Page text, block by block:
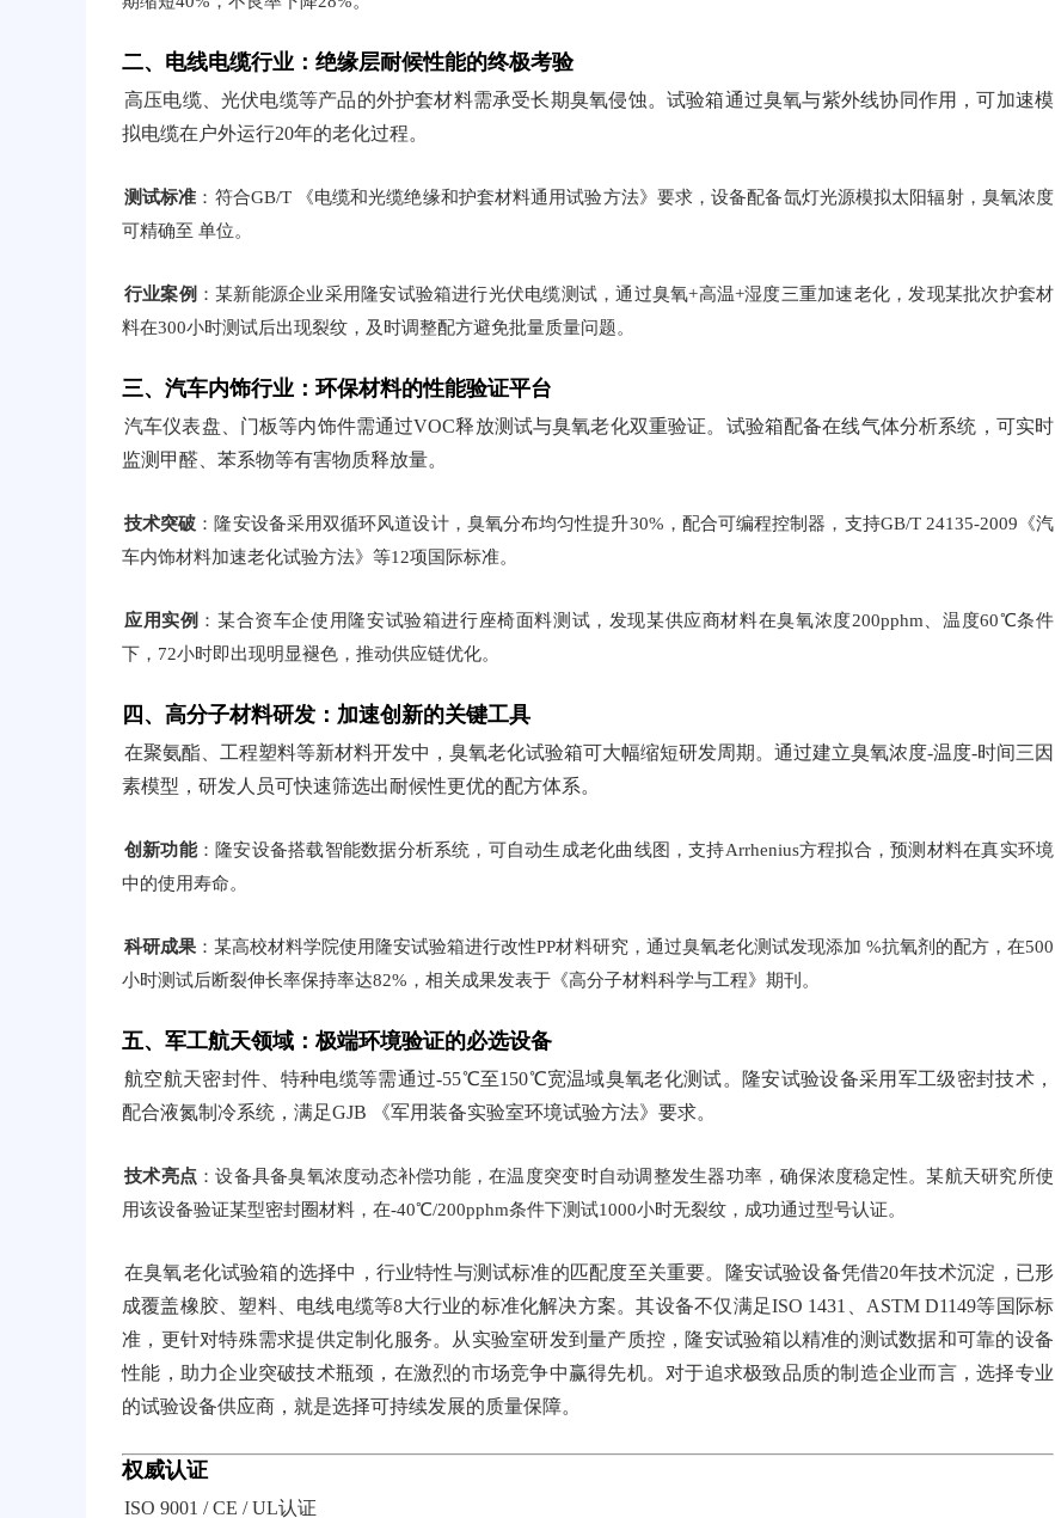
二、电线电缆行业：绝缘层耐候性能的终极考验
高压电缆、光伏电缆等产品的外护套材料需承受长期臭氧侵蚀。试验箱通过臭氧与紫外线协同作用，可加速模
拟电缆在户外运行20年的老化过程。
测试标准 ：符合GB/T 《电缆和光缆绝缘和护套材料通用试验方法》要求，设备配备氙灯光源模拟太阳辐射，臭氧浓度
可精确至 单位。
行业案例 ：某新能源企业采用隆安试验箱进行光伏电缆测试，通过臭氧+高温+湿度三重加速老化，发现某批次护套材
料在300小时测试后出现裂纹，及时调整配方避免批量质量问题。
三、汽车内饰行业：环保材料的性能验证平台
汽车仪表盘、门板等内饰件需通过VOC释放测试与臭氧老化双重验证。试验箱配备在线气体分析系统，可实时
监测甲醛、苯系物等有害物质释放量。
技术突破 ：隆安设备采用双循环风道设计，臭氧分布均匀性提升30%，配合可编程控制器，支持GB/T 24135-2009《汽
车内饰材料加速老化试验方法》等12项国际标准。
应用实例 ：某合资车企使用隆安试验箱进行座椅面料测试，发现某供应商材料在臭氧浓度200pphm、温度60℃条件
下，72小时即出现明显褪色，推动供应链优化。
四、高分子材料研发：加速创新的关键工具
在聚氨酯、工程塑料等新材料开发中，臭氧老化试验箱可大幅缩短研发周期。通过建立臭氧浓度-温度-时间三因
素模型，研发人员可快速筛选出耐候性更优的配方体系。
创新功能：隆安设备搭载智能数据分析系统，可自动生成老化曲线图，支持Arrhenius方程拟合，预测材料在真实环境
中的使用寿命。
科研成果 ：某高校材料学院使用隆安试验箱进行改性PP材料研究，通过臭氧老化测试发现添加 %抗氧剂的配方，在500
小时测试后断裂伸长率保持率达82%，相关成果发表于《高分子材料科学与工程》期刊。
五、军工航天领域：极端环境验证的必选设备
航空航天密封件、特种电缆等需通过-55℃至150℃宽温域臭氧老化测试。隆安试验设备采用军工级密封技术，
配合液氮制冷系统，满足GJB 《军用装备实验室环境试验方法》要求。
技术亮点 ：设备具备臭氧浓度动态补偿功能，在温度突变时自动调整发生器功率，确保浓度稳定性。某航天研究所使
用该设备验证某型密封圈材料，在-40℃/200pphm条件下测试1000小时无裂纹，成功通过型号认证。
在臭氧老化试验箱的选择中，行业特性与测试标准的匹配度至关重要。隆安试验设备凭借20年技术沉淀，已形
成覆盖橡胶、塑料、电线电缆等8大行业的标准化解决方案。其设备不仅满足ISO 1431、ASTM D1149等国际标
准，更针对特殊需求提供定制化服务。从实验室研发到量产质控，隆安试验箱以精准的测试数据和可靠的设备
性能，助力企业突破技术瓶颈，在激烈的市场竞争中赢得先机。对于追求极致品质的制造企业而言，选择专业
的试验设备供应商，就是选择可持续发展的质量保障。
权威认证
ISO 9001 / CE / UL认证